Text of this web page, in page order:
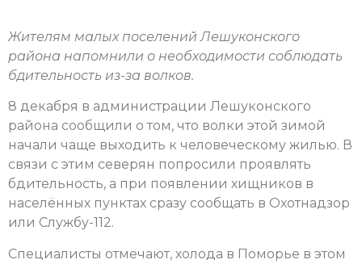
Жителям малых поселений Лешуконского
района напомнили о необходимости соблюдать
бдительность из-за волков.
8 декабря в администрации Лешуконского
района сообщили о том, что волки этой зимой
начали чаще выходить к человеческому жилью. В
связи с этим северян попросили проявлять
бдительность, а при появлении хищников в
населённых пунктах сразу сообщать в Охотнадзор
или Службу-112.
Специалисты отмечают, холода в Поморье в этом